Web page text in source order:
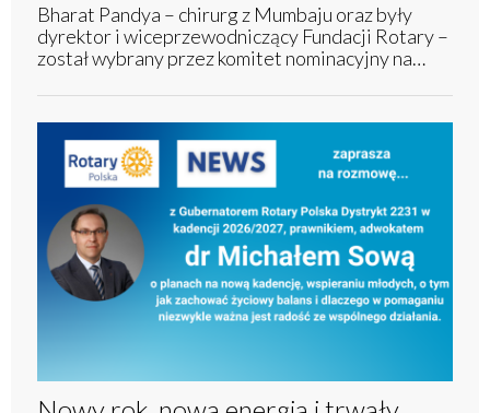
Bharat Pandya – chirurg z Mumbaju oraz były
dyrektor i wiceprzewodniczący Fundacji Rotary –
został wybrany przez komitet nominacyjny na…